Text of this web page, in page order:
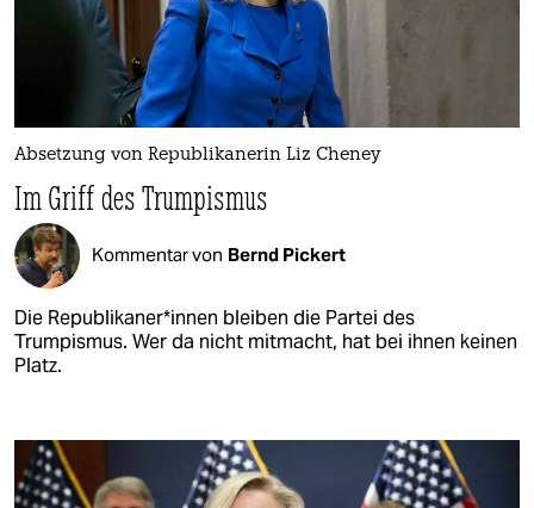
Absetzung von Re­pu­bli­ka­ne­rin Liz Cheney
Im Griff des Trumpismus
Kommentar von Bernd Pickert
Die Re­pu­bli­ka­ne­r*in­nen bleiben die Partei des
Trumpismus. Wer da nicht mitmacht, hat bei ihnen keinen
Platz.